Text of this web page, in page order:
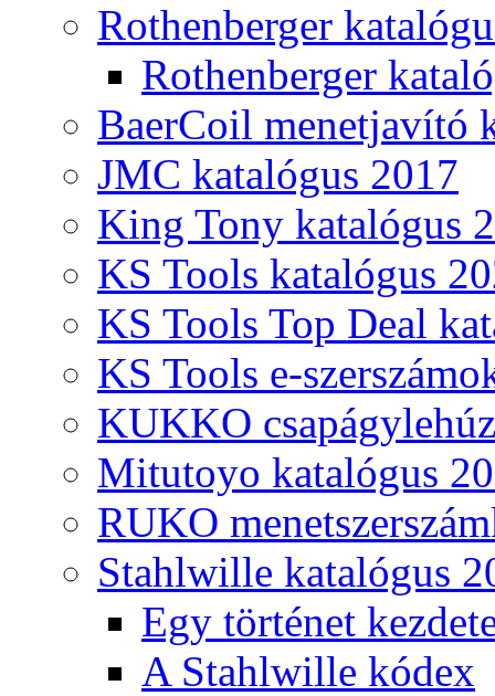
Rothenberger
Rothenberger
BaerCoil menetjavító
JMC katalógus 2017
King Tony katalógus
KS Tools katalógus
KS Tools Top Deal
KS Tools e-
KUKKO
Mitutoyo katalógus
RUKO
Stahlwille katalógus
Egy történet
A Stahlwille kódex